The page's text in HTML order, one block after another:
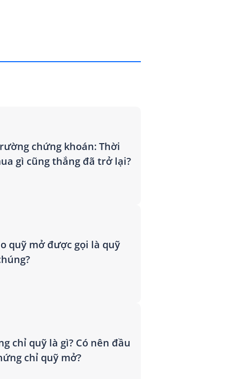
chứng khoán: Thời
gì cũng thắng đã trở lại?
quỹ mở được gọi là quỹ
chỉ quỹ là gì? Có nên đầu
chỉ quỹ mở?